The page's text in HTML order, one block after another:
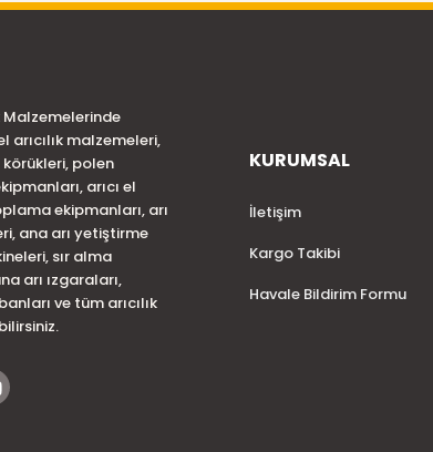
Malzemelerinde
arıcılık malzemeleri,
körükleri, polen
arıcı el
ekipmanları, arı
ana arı yetiştirme
sır alma
arı ızgaraları,
ve tüm arıcılık
KURUMSAL
İletişim
Kargo Takibi
Havale Bildirim Formu